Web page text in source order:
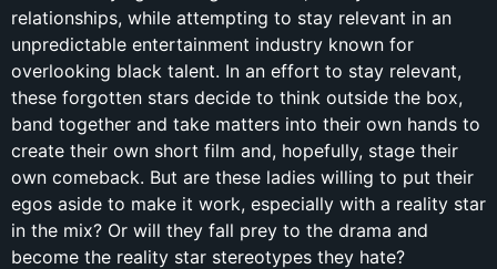
relationships, while attempting to stay relevant in an
unpredictable entertainment industry known for
overlooking black talent. In an effort to stay relevant,
these forgotten stars decide to think outside the box,
band together and take matters into their own hands to
create their own short film and, hopefully, stage their
own comeback. But are these ladies willing to put their
egos aside to make it work, especially with a reality star
in the mix? Or will they fall prey to the drama and
become the reality star stereotypes they hate?